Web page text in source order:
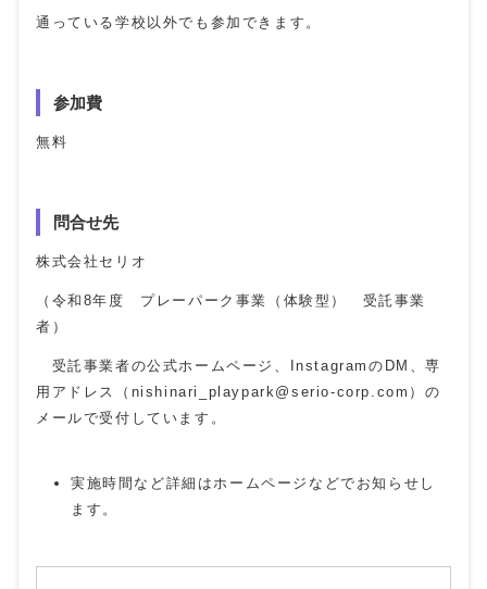
通っている学校以外でも参加できます。
参加費
無料
問合せ先
株式会社セリオ
（令和8年度 プレーパーク事業（体験型） 受託事業
者）
受託事業者の公式ホームページ、InstagramのDM、専
用アドレス（nishinari_playpark@serio-corp.com）の
メールで受付しています。
実施時間など詳細はホームページなどでお知らせし
ます。